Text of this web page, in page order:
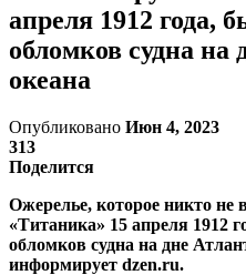
апреля 1912 года,
обломков судна на
океана
Опубликовано Июн 4, 2023
313
Поделится
Ожерелье, которое никто не
«Титаника» 15 апреля 1912
обломков судна на дне
информирует dzen.ru.